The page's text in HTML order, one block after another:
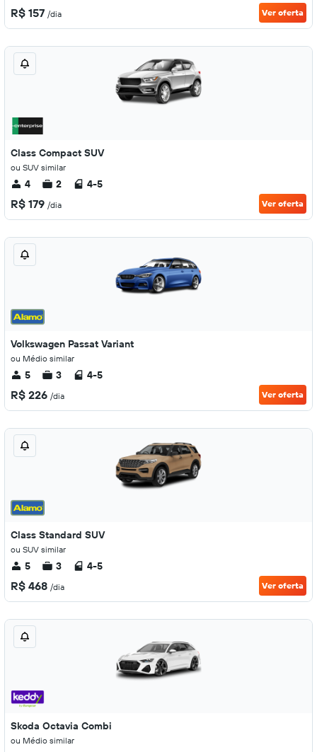
R$ 157 /dia Ver oferta
Class Compact SUV
ou SUV similar
4 2 4-5
R$ 179 /dia Ver oferta
Volkswagen Passat Variant
ou Médio similar
5 3 4-5
R$ 226 /dia Ver oferta
Class Standard SUV
ou SUV similar
5 3 4-5
R$ 468 /dia Ver oferta
Skoda Octavia Combi
ou Médio similar